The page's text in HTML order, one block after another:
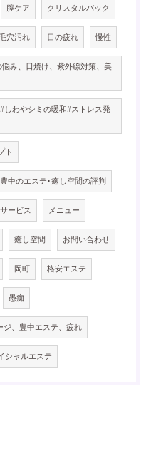
膣ケア クリスタルパック
穴汚れ 目の疲れ 慢性
み、日焼け、紫外線対策、美
しわやシミの暖和#ストレス発
ト
豊中のエステ･癒し空間の評判
サービス メニュー
癒し空間 お問い合わせ
岡町 格安エステ
愚痴
ジ、豊中エステ、疲れ
シャルエステ